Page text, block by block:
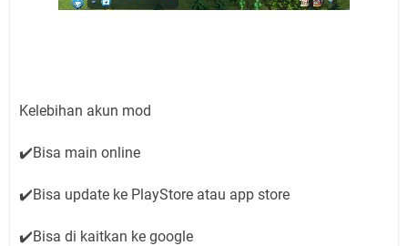
Kelebihan akun mod
✔️Bisa main online
✔️Bisa update ke PlayStore atau app store
✔️Bisa di kaitkan ke google